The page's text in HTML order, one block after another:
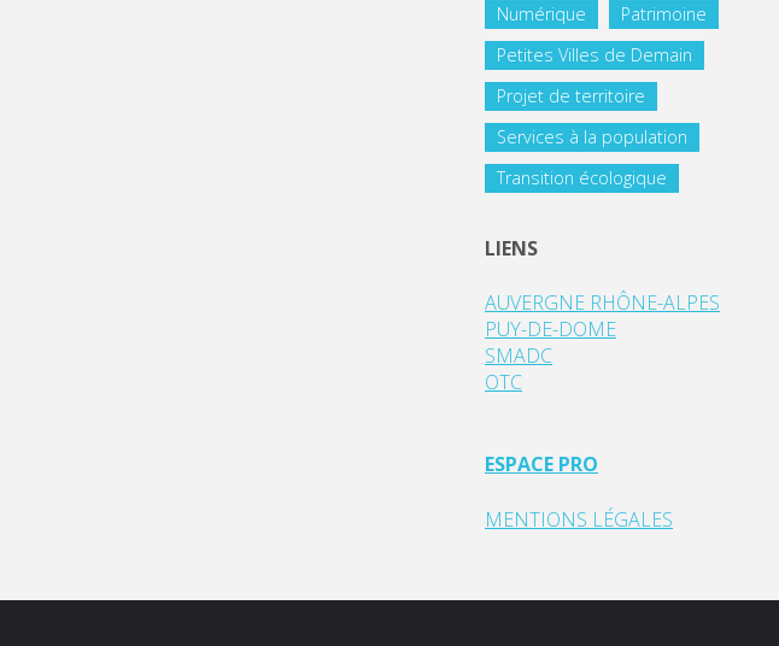
Numérique
Patrimoine
Petites Villes de Demain
Projet de territoire
Services à la population
Transition écologique
LIENS
AUVERGNE RHÔNE-ALPES
PUY-DE-DOME
SMADC
OTC
ESPACE PRO
MENTIONS LÉGALES